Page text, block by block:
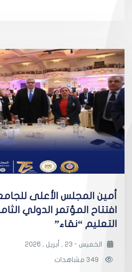
أمين المجلس الأعلى
افتتاح المؤتمر الدولي
التعليم “نقاء”
الخميس - 23 , أبريل , 2026